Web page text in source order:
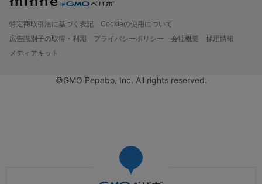
特定商取引法に基づく表記
Cookieの使用について
広告識別子の取得・利用
プライバシーポリシー 会社概要
採用情報
メディアキット
©GMO Pepabo, Inc. All rights reserved.